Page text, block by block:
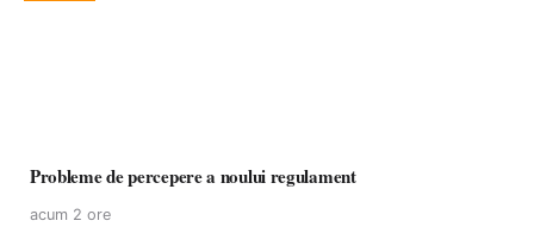
Probleme de percepere a noului regulament
acum 2 ore